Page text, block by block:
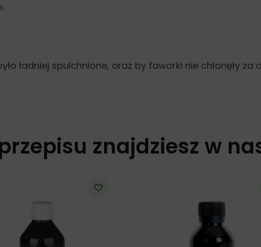
ładniej spulchnione, oraz by faworki nie chłonęły za
znajdziesz w